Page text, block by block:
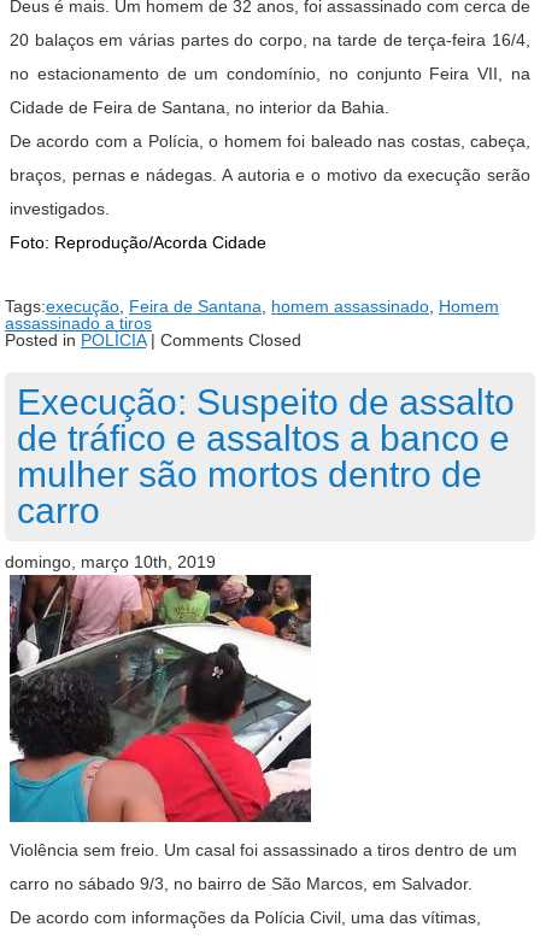
Deus é mais. Um homem de 32 anos, foi assassinado com cerca de
20 balaços em várias partes do corpo, na tarde de terça-feira 16/4,
no estacionamento de um condomínio, no conjunto Feira VII, na
Cidade de Feira de Santana, no interior da Bahia.
De acordo com a Polícia, o homem foi baleado nas costas, cabeça,
braços, pernas e nádegas. A autoria e o motivo da execução serão
investigados.
Foto: Reprodução/Acorda Cidade
Tags:execução Feira de Santana homem assassinado Homem
assassinado a tiros
Posted in POLÍCIA| Comments Closed
Execução: Suspeito de assalto
de tráfico e assaltos a banco e
mulher são mortos dentro de
carro
domingo, março 10th, 2019
Violência sem freio. Um casal foi assassinado a tiros dentro de um
carro no sábado 9/3, no bairro de São Marcos, em Salvador.
De acordo com informações da Polícia Civil, uma das vítimas,